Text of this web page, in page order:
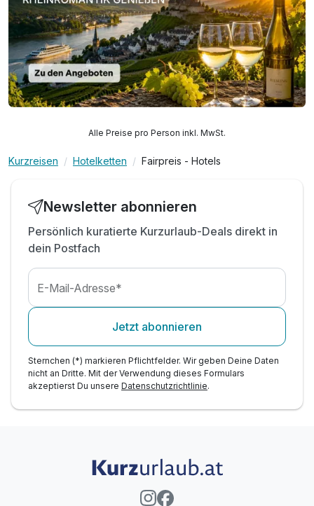
Alle Preise pro Person inkl. MwSt.
Kurzreisen Hotelketten Fairpreis - Hotels
Newsletter abonnieren
Persönlich kuratierte Kurzurlaub-Deals direkt in
dein Postfach
E-Mail-Adresse*
Jetzt abonnieren
Sternchen (*) markieren Pflichtfelder. Wir geben Deine Daten
nicht an Dritte. Mit der Verwendung dieses Formulars
akzeptierst Du unsere Datenschutzrichtlinie.